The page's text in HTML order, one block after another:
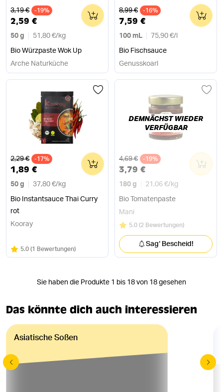
Alter Preis
3,19 € -19%
2,59 €
50 g 51,80 €/ kg
Bio Würzpaste Wok Up
0
Arche Naturküche
Alter Preis
8,99 € -16%
7,59 €
100 mL 75,90 €/
Bio Fischsauce
0
Genusskoarl
Alter Preis
2,29 € -17%
1,89 €
50 g 37,80 €/ kg
Bio Instantsauce Thai Curry
rot
0
Kooray
Bewertung:
5.0/5
(1 Bewertungen)
Alter Preis
4,69 € -19%
3,79 €
180 g 21,06 €/ kg
Bio Tomatenpaste
0
Mani
Bewertung:
5.0/5
(2 Bewertungen)
DEMNÄCHST WIEDER
VERFÜGBAR
Sag‘ Bescheid!
Sie haben die Produkte 1 bis 18 von 18 gesehen
Das könnte dich auch interessieren
Asiatische Soßen